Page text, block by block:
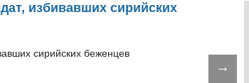
избивавших сирийских
→